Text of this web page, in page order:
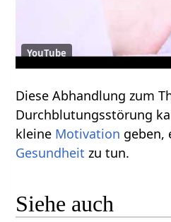
YouTube
Diese Abhandlung zum
Durchblutungsstörung
kleine Motivation geben,
Gesundheit zu tun.
Siehe auch